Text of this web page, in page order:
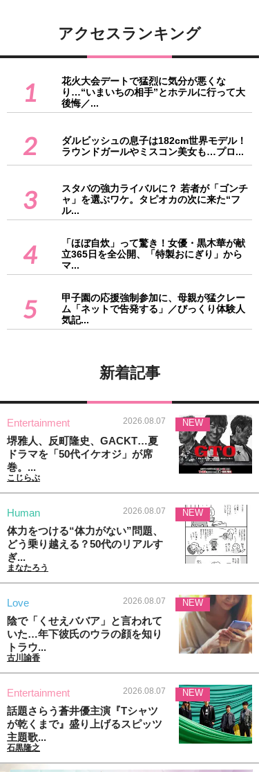
アクセスランキング
1
花火大会デートで猛烈に気分が悪くな
り…“いまいちの相手”とホテルに行って大
後悔／...
2
ダルビッシュの息子は182cm世界モデル！
ラウンドガールやミスコン美女も…プロ...
3
スタバの強力ライバルに？ 若者が「ゴンチ
ャ」を選ぶワケ。タピオカの次に来た“フ
ル...
4
「ほぼ自炊」って驚き！女優・黒木華が献
立365日を全公開、「特製おにぎり」から
マ...
5
甲子園の応援強制参加に、母親が猛クレー
ム「ネットで告発する」／びっくり体験人
気記...
新着記事
Entertainment 2026.08.07
堺雅人、反町隆史、GACKT…夏
ドラマを「50代イケオジ」が席
巻。...
こじらぶ
NEW
Human 2026.08.07
体力をつける“体力がない”問題、
どう乗り越える？50代のリアルす
ぎ...
まなたろう
NEW
Love 2026.08.07
陰で「くせえババア」と言われて
いた…年下彼氏のウラの顔を知り
トラウ...
古川諭香
NEW
Entertainment 2026.08.07
話題さらう蒼井優主演『Tシャツ
が乾くまで』盛り上げるスピッツ
主題歌...
石黒隆之
NEW